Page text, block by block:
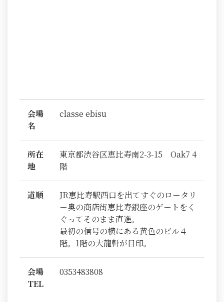
会場
名
classe ebisu
所在
地
東京都渋谷区恵比寿南2-3-15 Oak7 4
階
道順
JR恵比寿駅西口を出てすぐのロータリ
ー奥の商店街恵比寿銀座のゲートをく
ぐってそのまま直進。
最初の信号の横にある黄色のビル４
階。1階の大龍軒が目印。
会場
TEL
0353483808